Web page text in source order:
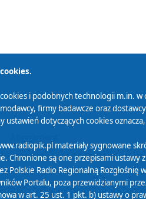
Zasady korzystania z Serwisu
i podobnych technologii m.in.
firmy badawcze oraz
dotyczących cookies
materiały sygnowane
Chronione są one przepisami
Polskie Radio Regionalną
Portalu, poza przewidzianymi
w art. 25 ust. 1 pkt. b) ustawy o